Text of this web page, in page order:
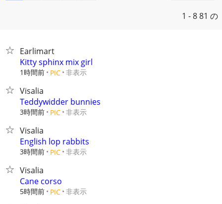
1 - 881 の
Earlimart
Kitty sphinx mix girl
1時間前 PIC 非表示
Visalia
Teddywidder bunnies
3時間前 PIC 非表示
Visalia
English lop rabbits
3時間前 PIC 非表示
Visalia
Cane corso
5時間前 PIC 非表示